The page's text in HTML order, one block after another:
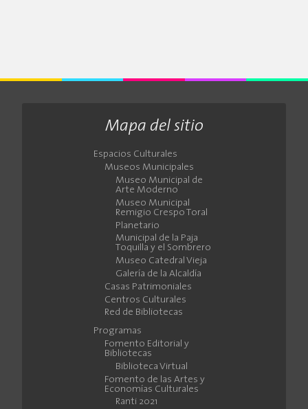
Mapa del sitio
Espacios Culturales
Museos Municipales
Museo Municipal de
Arte Moderno
Museo Municipal
Remigio Crespo Toral
Planetario
Municipal de la Paja
Toquilla y el Sombrero
Museo Catedral Vieja
Galería de la Alcaldía
Casas Patrimoniales
Centros Culturales
Red de Bibliotecas
Programas
Fomento Editorial y
Bibliotecas
Biblioteca Virtual
Fomento de las Artes y
Economías Culturales
Ranti 2021